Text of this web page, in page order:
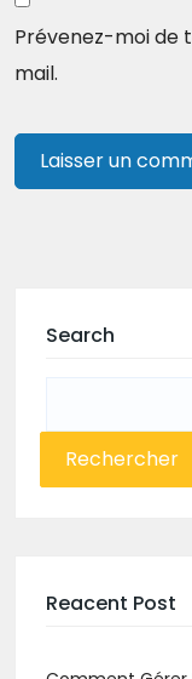
Prévenez-moi de
mail.
Search
Reacent Post